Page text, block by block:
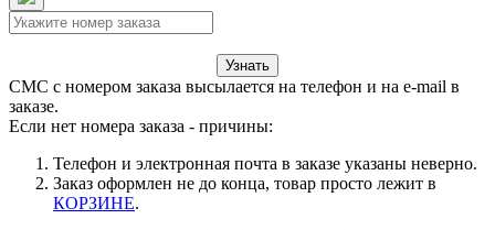
Узнать
СМС с номером заказа высылается на телефон и на e-mail в
заказе.
Если нет номера заказа - причины:
Телефон и электронная почта в заказе указаны неверно.
Заказ оформлен не до конца, товар просто лежит в
КОРЗИНЕ.